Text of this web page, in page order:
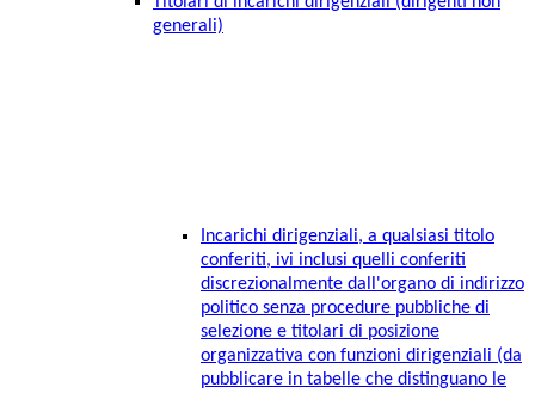
generali)
Incarichi dirigenziali, a qualsiasi titolo
conferiti, ivi inclusi quelli conferiti
discrezionalmente dall'organo di indirizzo
politico senza procedure pubbliche di
selezione e titolari di posizione
organizzativa con funzioni dirigenziali (da
pubblicare in tabelle che distinguano le